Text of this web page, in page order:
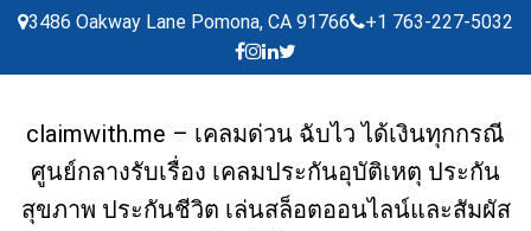
Skip
content
3486 Oakway Lane Pomona, CA 91766 +1 763-227-5032
claimwith.me – เคลมด่วน ฉับไว ได้เงินทุกกรณี
ศูนย์กลางรับเรื่อง เคลมประกันอุบัติเหตุ ประกัน
สุขภาพ ประกันชีวิต เล่นสล็อตออนไลน์และสัมผัส